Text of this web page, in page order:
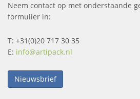
Neem contact op met onderstaande
formulier in:
T: +31(0)20 717 30 35
E: info@artipack.nl
Nieuwsbrief